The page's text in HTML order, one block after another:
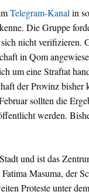
Telegram-Kanal in
Die Gruppe
nicht verifizieren.
in Qom
um eine Straftat
der Provinz
sollten die
werden.
und ist das
Masuma, der
Proteste unter